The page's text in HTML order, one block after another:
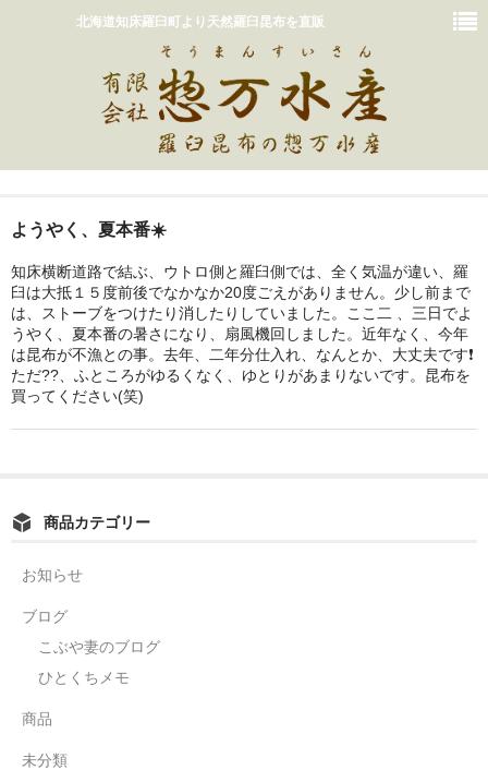
北海道知床羅臼町より天然羅臼昆布を直販
販売商品一覧
カート
惣万水産って？
お問い合わせ
ようやく、夏本番☀️
知床横断道路で結ぶ、ウトロ側と羅臼側では、全く気温が違い、羅
臼は大抵１５度前後でなかなか20度ごえがありません。少し前まで
は、ストーブをつけたり消したりしていました。ここ二 、三日でよ
うやく、夏本番の暑さになり、扇風機回しました。近年なく、今年
は昆布が不漁との事。去年、二年分仕入れ、なんとか、大丈夫です❗️
ただ??、ふところがゆるくなく、ゆとりがあまりないです。昆布を
買ってください(笑)
商品カテゴリー
お知らせ
ブログ
こぶや妻のブログ
ひとくちメモ
商品
未分類